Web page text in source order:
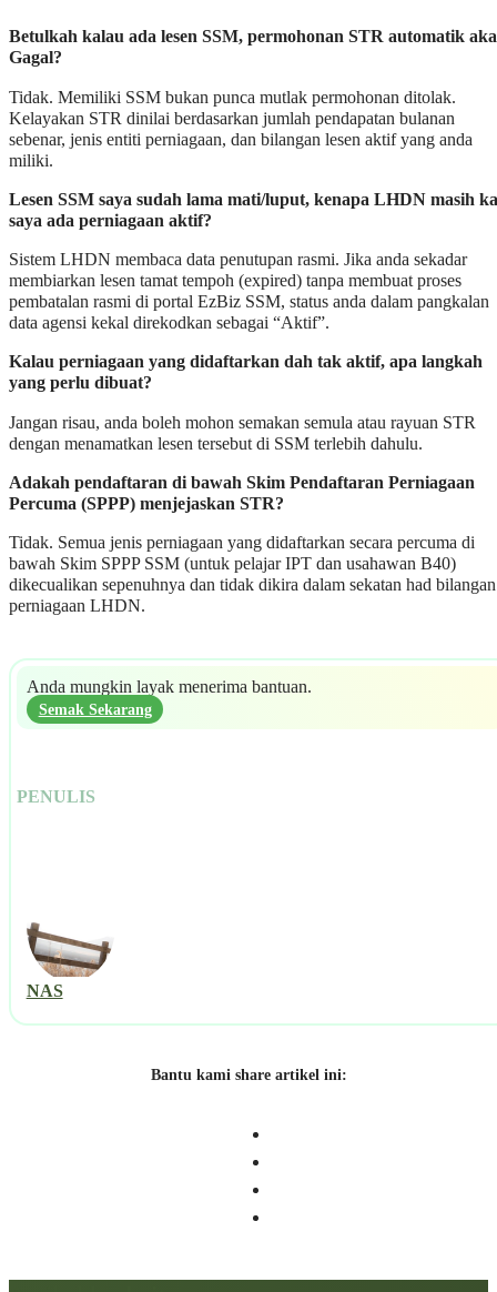
Betulkah kalau ada lesen SSM, permohonan STR automatik
Gagal?
Tidak. Memiliki SSM bukan punca mutlak permohonan ditolak.
Kelayakan STR dinilai berdasarkan jumlah pendapatan bulanan
sebenar, jenis entiti perniagaan, dan bilangan lesen aktif yang anda
miliki.
Lesen SSM saya sudah lama mati/luput, kenapa LHDN masih
saya ada perniagaan aktif?
Sistem LHDN membaca data penutupan rasmi. Jika anda sekadar
membiarkan lesen tamat tempoh (expired) tanpa membuat proses
pembatalan rasmi di portal EzBiz SSM, status anda dalam pangkalan
data agensi kekal direkodkan sebagai “Aktif”.
Kalau perniagaan yang didaftarkan dah tak aktif, apa langkah
yang perlu dibuat?
Jangan risau, anda boleh mohon semakan semula atau rayuan STR
dengan menamatkan lesen tersebut di SSM terlebih dahulu.
Adakah pendaftaran di bawah Skim Pendaftaran Perniagaan
Percuma (SPPP) menjejaskan STR?
Tidak. Semua jenis perniagaan yang didaftarkan secara percuma di
bawah Skim SPPP SSM (untuk pelajar IPT dan usahawan B40)
dikecualikan sepenuhnya dan tidak dikira dalam sekatan had bilangan
perniagaan LHDN.
Anda mungkin layak menerima bantuan.
Semak Sekarang
PENULIS
NAS
Bantu kami share artikel ini: